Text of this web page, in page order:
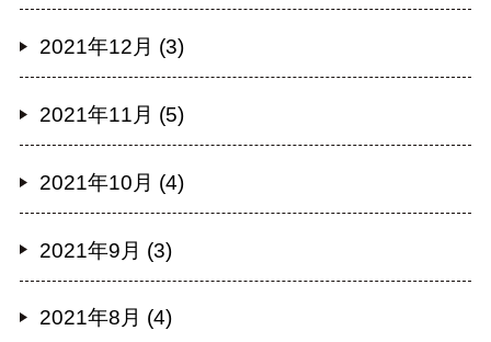
2021年12月 (3)
2021年11月 (5)
2021年10月 (4)
2021年9月 (3)
2021年8月 (4)